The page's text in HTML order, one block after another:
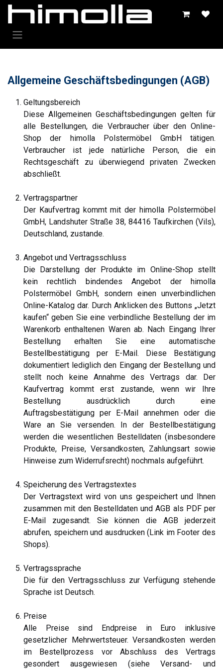
Zum Inhalt springen
Allgemeine Geschäftsbedingungen (AGB)
Geltungsbereich
Diese Allgemeinen Geschäftsbedingungen gelten für
alle Bestellungen, die Verbraucher über den Online-
Shop der himolla Polstermöbel GmbH tätigen.
Verbraucher ist jede natürliche Person, die ein
Rechtsgeschäft zu überwiegend privaten Zwecken
abschließt.
Vertragspartner
Der Kaufvertrag kommt mit der himolla Polstermöbel
GmbH, Landshuter Straße 38, 84416 Taufkirchen (Vils),
Deutschland, zustande.
Angebot und Vertragsschluss
Die Darstellung der Produkte im Online-Shop stellt
kein rechtlich bindendes Angebot der himolla
Polstermöbel GmbH, sondern einen unverbindlichen
Online-Katalog dar. Durch Anklicken des Buttons „Jetzt
kaufen“ geben Sie eine verbindliche Bestellung der im
Warenkorb enthaltenen Waren ab. Nach Eingang Ihrer
Bestellung erhalten Sie eine automatische
Bestellbestätigung per E-Mail. Diese Bestätigung
dokumentiert lediglich den Eingang der Bestellung und
stellt noch keine Annahme des Vertrags dar. Der
Kaufvertrag kommt erst zustande, wenn wir Ihre
Bestellung ausdrücklich durch eine
Auftragsbestätigung per E-Mail annehmen oder die
Ware an Sie versenden. In der Bestellbestätigung
werden die wesentlichen Bestelldaten (insbesondere
Produkte, Preise, Versandkosten, Zahlungsart sowie
Hinweise zum Widerrufsrecht) nochmals aufgeführt.
Speicherung des Vertragstextes
Der Vertragstext wird von uns gespeichert und Ihnen
zusammen mit den Bestelldaten und AGB als PDF per
E-Mail zugesandt. Sie können die AGB jederzeit
abrufen, speichern und ausdrucken (Link im Footer des
Shops).
Vertragssprache
Die für den Vertragsschluss zur Verfügung stehende
Sprache ist Deutsch.
Preise
Alle Preise sind Endpreise in Euro inklusive
gesetzlicher Mehrwertsteuer. Versandkosten werden
im Bestellprozess vor Abschluss des Vertrags
gesondert ausgewiesen (siehe Versand- und